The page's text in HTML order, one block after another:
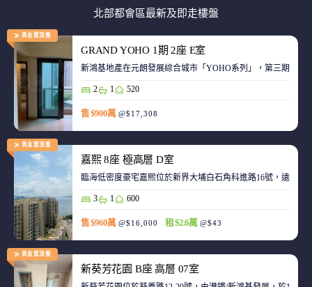
北部都會區最新及即走樓盤
黃金置頂盤
GRAND YOHO 1期 2座 E室
2 1 520
售 $900萬 @$17,308
黃金置頂盤
嘉熙 8座 極高層 D室
臨海低密度豪宅嘉熙位於新界大埔白石角科進路16號，遠離
3 1 600
售 $960萬 @$16,000 租 $2.6萬 @$43
黃金置頂盤
新葵芳花園 B座 高層 07室